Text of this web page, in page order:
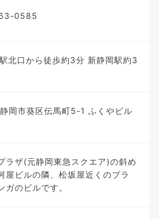
0585
北口から徒歩約3分 新静岡駅約3
岡市葵区伝馬町5-1 ふくやビル
ラザ(元静岡東急スクエア)の斜め
屋ビルの隣、松坂屋近くのブラ
ガのビルです。